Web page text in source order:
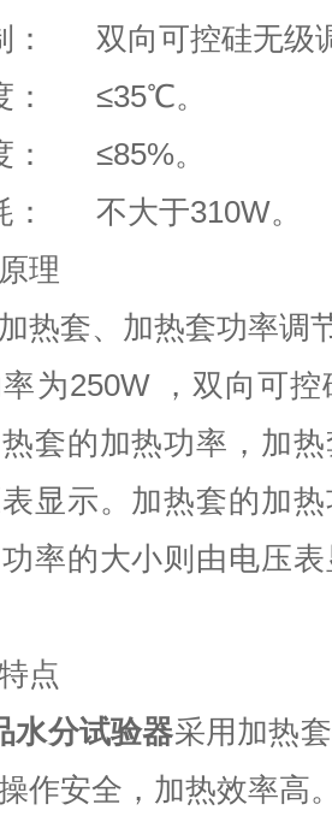
双向可控硅无级
≤35℃。
≤85%。
不大于310W。
理
热套、加热套功率调
为250W
，双向可
套的加热功率，加
显示。加热套的加
率的大小则由电压
点
水分试验器采用加热
作安全，加热效率高